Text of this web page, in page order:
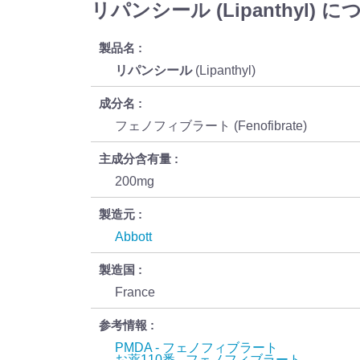
リパンシール (Lipanthyl) に
製品名
リパンシール(Lipanthyl)
成分名
フェノフィブラート (Fenofibrate)
主成分含有量
200mg
製造元
Abbott
製造国
France
参考情報
PMDA - フェノフィブラート